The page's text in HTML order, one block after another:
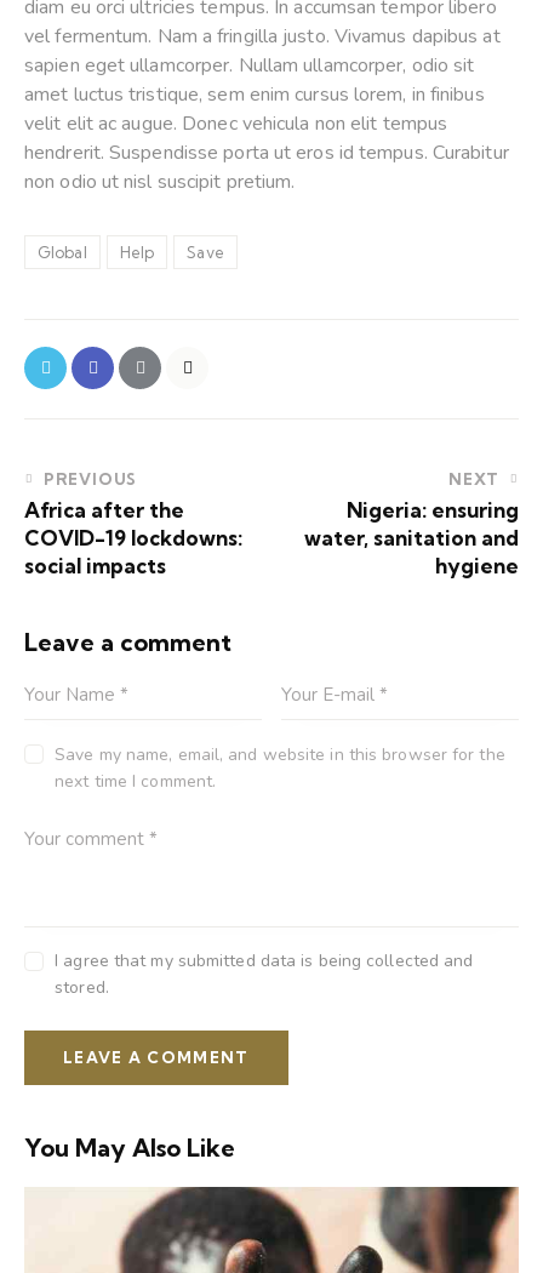
diam eu orci ultricies tempus. In accumsan tempor libero
vel fermentum. Nam a fringilla justo. Vivamus dapibus at
sapien eget ullamcorper. Nullam ullamcorper, odio sit
amet luctus tristique, sem enim cursus lorem, in finibus
velit elit ac augue. Donec vehicula non elit tempus
hendrerit. Suspendisse porta ut eros id tempus. Curabitur
non odio ut nisl suscipit pretium.
Global Help Save
PREVIOUS
Africa after the
COVID-19 lockdowns:
social impacts
NEXT
Nigeria: ensuring
water, sanitation and
hygiene
Leave a comment
Save my name, email, and website in this browser for the
next time I comment.
I agree that my submitted data is being collected and
stored.
You May Also Like